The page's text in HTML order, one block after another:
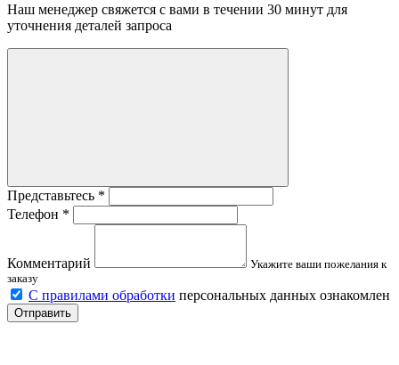
Наш менеджер свяжется с вами в течении 30 минут для
уточнения деталей запроса
Представьтесь *
Телефон *
Комментарий
Укажите ваши пожелания к
заказу
С правилами обработки персональных данных ознакомлен
Отправить